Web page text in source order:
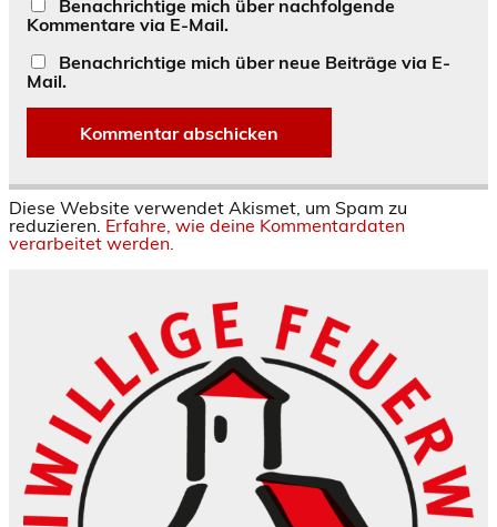
Benachrichtige mich über nachfolgende
Kommentare via E-Mail.
Benachrichtige mich über neue Beiträge via E-
Mail.
Diese Website verwendet Akismet, um Spam zu
reduzieren. Erfahre, wie deine Kommentardaten
verarbeitet werden.